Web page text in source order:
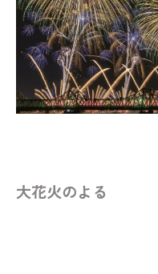
大花火のよる